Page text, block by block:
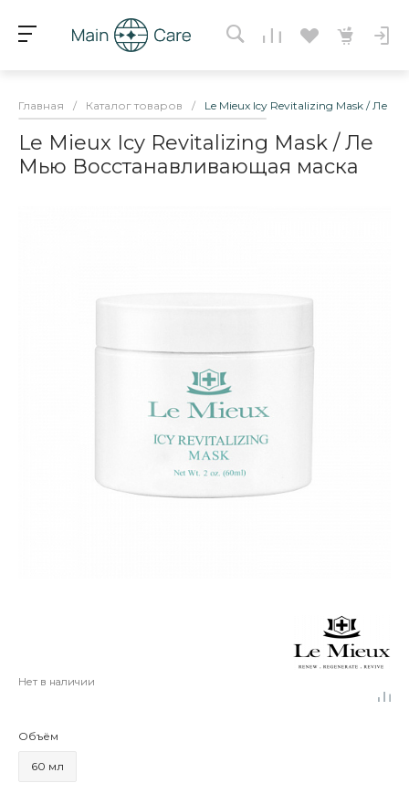
Главная / Каталог товаров / Le Mieux Icy Revitalizing Mask / Ле
Le Mieux Icy Revitalizing Mask / Ле
Мью Восстанавливающая маска
Нет в наличии
Объём
60 мл